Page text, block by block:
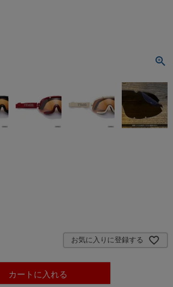
お気に入りに登録する
カートに入れる